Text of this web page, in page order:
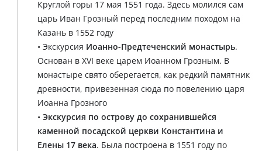
Круглой горы 17 мая 1551 года. Здесь молился сам
царь Иван Грозный перед последним походом на
Казань в 1552 году
• Экскурсия Иоанно-Предтеченский монастырь.
Основан в XVI веке царем Иоанном Грозным. В
монастыре свято оберегается, как редкий памятник
древности, привезенная сюда по повелению царя
Иоанна Грозного
• Экскурсия по острову до сохранившейся
каменной посадской церкви Константина и
Елены 17 века. Была построена в 1551 году по